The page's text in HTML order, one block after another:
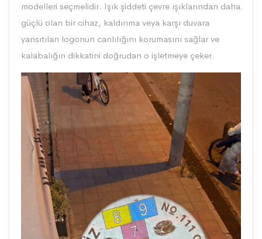
modelleri seçmelidir. Işık şiddeti çevre ışıklarından daha
güçlü olan bir cihaz, kaldırıma veya karşı duvara
yansıtılan logonun canlılığını korumasını sağlar ve
kalabalığın dikkatini doğrudan o işletmeye çeker.